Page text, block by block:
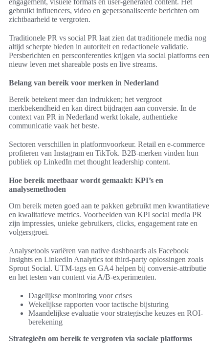
engagement, visuele formats en user-generated content. Het
gebruikt influencers, video en gepersonaliseerde berichten om
zichtbaarheid te vergroten.
Traditionele PR vs social PR laat zien dat traditionele media nog
altijd scherpte bieden in autoriteit en redactionele validatie.
Persberichten en persconferenties krijgen via social platforms een
nieuw leven met shareable posts en live streams.
Belang van bereik voor merken in Nederland
Bereik betekent meer dan indrukken; het vergroot
merkbekendheid en kan direct bijdragen aan conversie. In de
context van PR in Nederland werkt lokale, authentieke
communicatie vaak het beste.
Sectoren verschillen in platformvoorkeur. Retail en e-commerce
profiteren van Instagram en TikTok. B2B-merken vinden hun
publiek op LinkedIn met thought leadership content.
Hoe bereik meetbaar wordt gemaakt: KPI’s en
analysemethoden
Om bereik meten goed aan te pakken gebruikt men kwantitatieve
en kwalitatieve metrics. Voorbeelden van KPI social media PR
zijn impressies, unieke gebruikers, clicks, engagement rate en
volgersgroei.
Analysetools variëren van native dashboards als Facebook
Insights en LinkedIn Analytics tot third-party oplossingen zoals
Sprout Social. UTM-tags en GA4 helpen bij conversie-attributie
en het testen van content via A/B-experimenten.
Dagelijkse monitoring voor crises
Wekelijkse rapporten voor tactische bijsturing
Maandelijkse evaluatie voor strategische keuzes en ROI-
berekening
Strategieën om bereik te vergroten via sociale platforms